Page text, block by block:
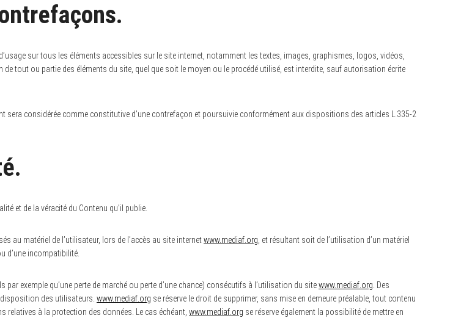
sur tous les éléments accessibles sur le site internet, notamment les textes, images, graphismes, logos, vidéos,
tout ou partie des éléments du site, quel que soit le moyen ou le procédé utilisé, est interdite, sauf autorisation écrite
sera considérée comme constitutive d’une contrefaçon et poursuivie conformément aux dispositions des articles L.335-2
et de la véracité du Contenu qu’il publie.
au matériel de l’utilisateur, lors de l’accès au site internetwww.mediaf.org , et résultant soit de l’utilisation d’un matériel
d’une incompatibilité.
exemple qu’une perte de marché ou perte d’une chance) consécutifs à l’utilisation du sitewww.mediaf.org . Des
des utilisateurs. www.mediaf.org se réserve le droit de supprimer, sans mise en demeure préalable, tout contenu
à la protection des données. Le cas échéant, www.mediaf.org se réserve également la possibilité de mettre en